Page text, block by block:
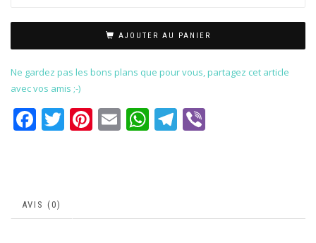
AJOUTER AU PANIER
Ne gardez pas les bons plans que pour vous, partagez cet article
avec vos amis ;-)
Facebook
Twitter
Pinterest
EmailWhatsApp
Telegram
AVIS (0)